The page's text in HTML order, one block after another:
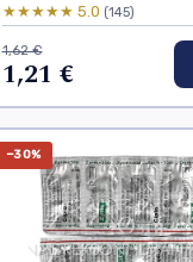
★★★★★ 5.0 (145)
1,62 €
1,21 €
−30%